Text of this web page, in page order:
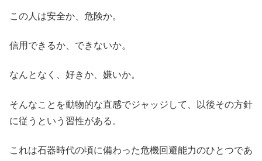
この人は安全か、危険か。
信用できるか、できないか。
なんとなく、好きか、嫌いか。
そんなことを動物的な直感でジャッジして、以後その方針
に従うという習性がある。
これは石器時代の頃に備わった危機回避能力のひとつであ